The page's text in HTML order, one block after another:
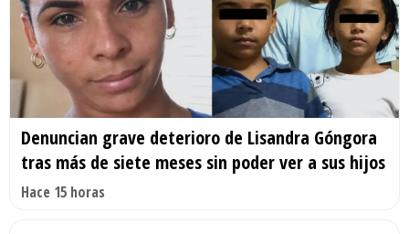
Denuncian grave deterioro de Lisandra Góngora
tras más de siete meses sin poder ver a sus hijos
Hace 15 horas